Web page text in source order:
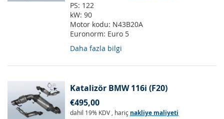
PS: 122
kW: 90
Motor kodu: N43B20A
Euronorm: Euro 5
Daha fazla bilgi
Katalizör BMW 116i (F20)
€495,00
dahil 19% KDV , hariç nakliye maliyeti